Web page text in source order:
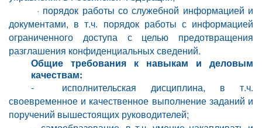
· порядок работы со служебной информацией и
документами, в т.ч. порядок работы с информацией
ограниченного доступа с целью предотвращения
разглашения конфиденциальных сведений.
Общие требования к навыкам и деловым
качествам:
-
исполнительская дисциплина, в т.ч.
своевременное и качественное выполнение заданий и
поручений вышестоящих руководителей;